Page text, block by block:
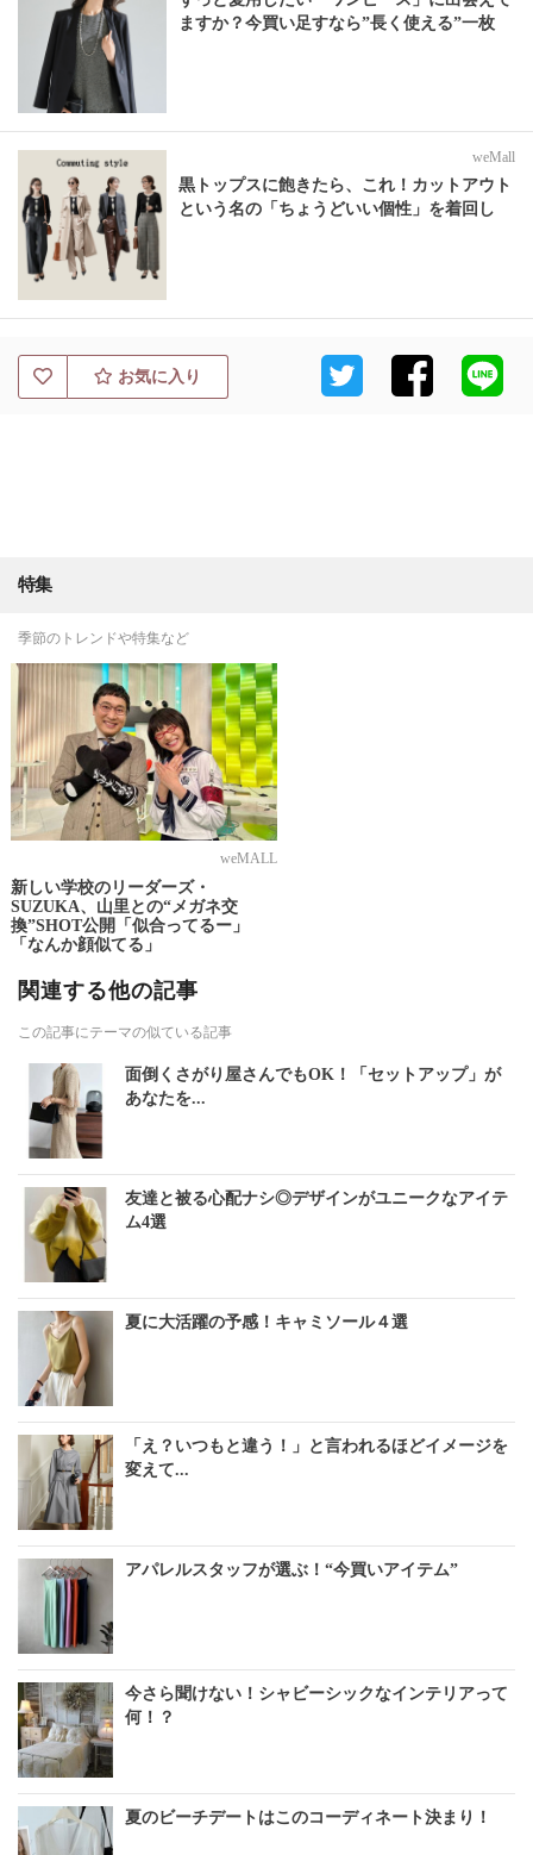
ますか？今買い足すなら”長く使える”一枚
weMall
黒トップスに飽きたら、これ！カットアウト
という名の「ちょうどいい個性」を着回し
お気に入り
特集
季節のトレンドや特集など
weMALL
新しい学校のリーダーズ・
SUZUKA、山里との“メガネ交
換”SHOT公開「似合ってるー」
「なんか顔似てる」
関連する他の記事
この記事にテーマの似ている記事
面倒くさがり屋さんでもOK！「セットアップ」が
あなたを...
友達と被る心配ナシ◎デザインがユニークなアイテ
ム4選
夏に大活躍の予感！キャミソール４選
「え？いつもと違う！」と言われるほどイメージを
変えて...
アパレルスタッフが選ぶ！“今買いアイテム”
今さら聞けない！シャビーシックなインテリアって
何！？
夏のビーチデートはこのコーディネート決まり！